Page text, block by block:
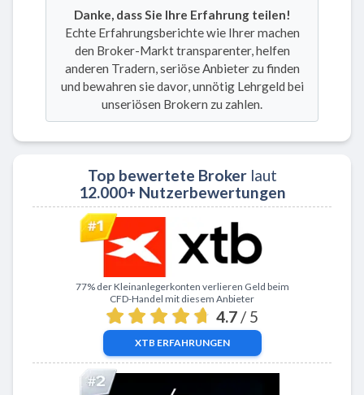
Danke, dass Sie Ihre Erfahrung teilen!
Echte Erfahrungsberichte wie Ihrer machen
den Broker-Markt transparenter, helfen
anderen Tradern, seriöse Anbieter zu finden
und bewahren sie davor, unnötig Lehrgeld bei
unseriösen Brokern zu zahlen.
Top bewertete Brokerlaut
12.000+ Nutzerbewertungen
Zu XTB
77% der Kleinanlegerkonten verlieren Geld beim
CFD-Handel mit diesem Anbieter
4.7 / 5
XTB ERFAHRUNGEN